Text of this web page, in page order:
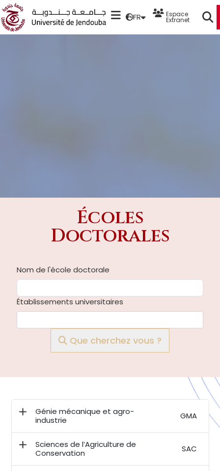
FR Espace
Extranet
Écoles
Doctorales
Nom de l'école doctorale
Établissements universitaires
Que cherchez vous ?
Génie mécanique et agro-
industrie
GMA
Sciences de l’Agriculture de
Conservation
SAC